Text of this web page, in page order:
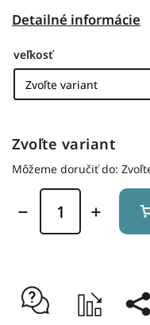
Detailné informácie
veľkosť
Zvoľte variant
Môžeme doručiť do: